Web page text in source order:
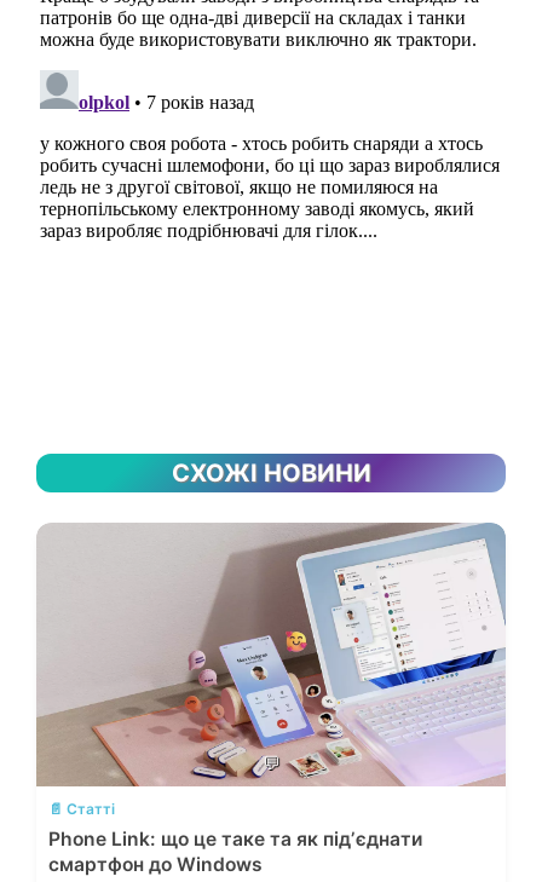
СХОЖІ НОВИНИ
💬
📄 Статті
Phone Link: що це таке та як підʼєднати
смартфон до Windows